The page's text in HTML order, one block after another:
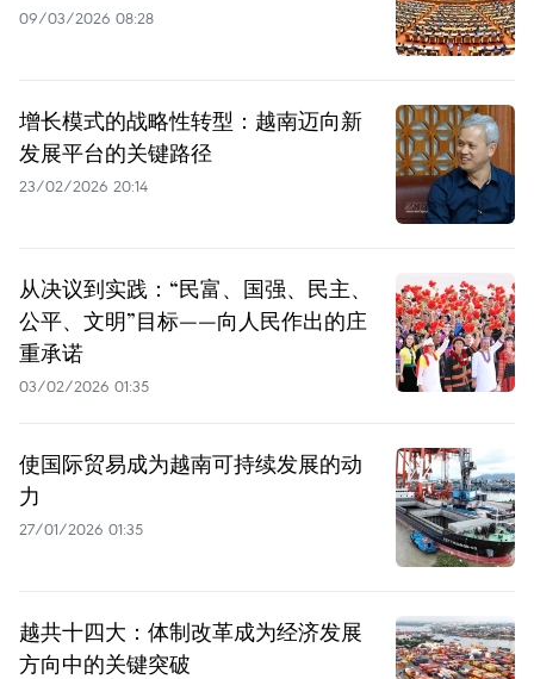
09/03/2026 08:28
增长模式的战略性转型：越南迈向新
发展平台的关键路径
23/02/2026 20:14
从决议到实践：“民富、国强、民主、
公平、文明”目标——向人民作出的庄
重承诺
03/02/2026 01:35
使国际贸易成为越南可持续发展的动
力
27/01/2026 01:35
越共十四大：体制改革成为经济发展
方向中的关键突破